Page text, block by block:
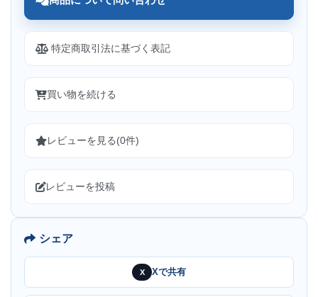
特定商取引法に基づく表記
買い物を続ける
レビューを見る(0件)
レビューを投稿
シェア
X Xで共有